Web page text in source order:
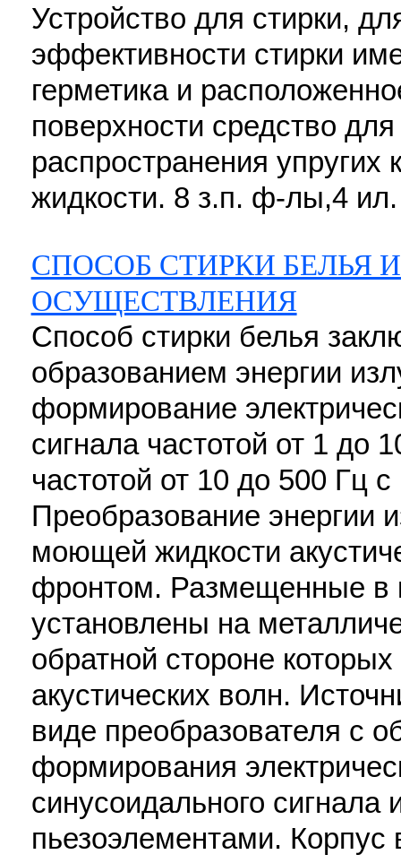
Устройство для стирки,
эффективности стирки
герметика и
поверхности средство
распространения упругих
жидкости. 8 з.п. ф-лы,4 ил.
СПОСОБ СТИРКИ БЕЛЬЯ
ОСУЩЕСТВЛЕНИЯ
Способ стирки белья
образованием энергии
формирование
сигнала частотой от 1 до
частотой от 10 до 500 Гц
Преобразование энергии
моющей жидкости
фронтом. Размещенные в
установлены на
обратной стороне
акустических волн.
виде преобразователя с
формирования
синусоидального сигнала
пьезоэлементами. Корпус